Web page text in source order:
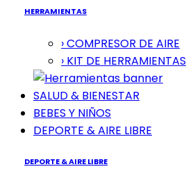
HERRAMIENTAS
› COMPRESOR DE AIRE
› KIT DE HERRAMIENTAS
SALUD & BIENESTAR
BEBES Y NIÑOS
DEPORTE & AIRE LIBRE
DEPORTE & AIRE LIBRE